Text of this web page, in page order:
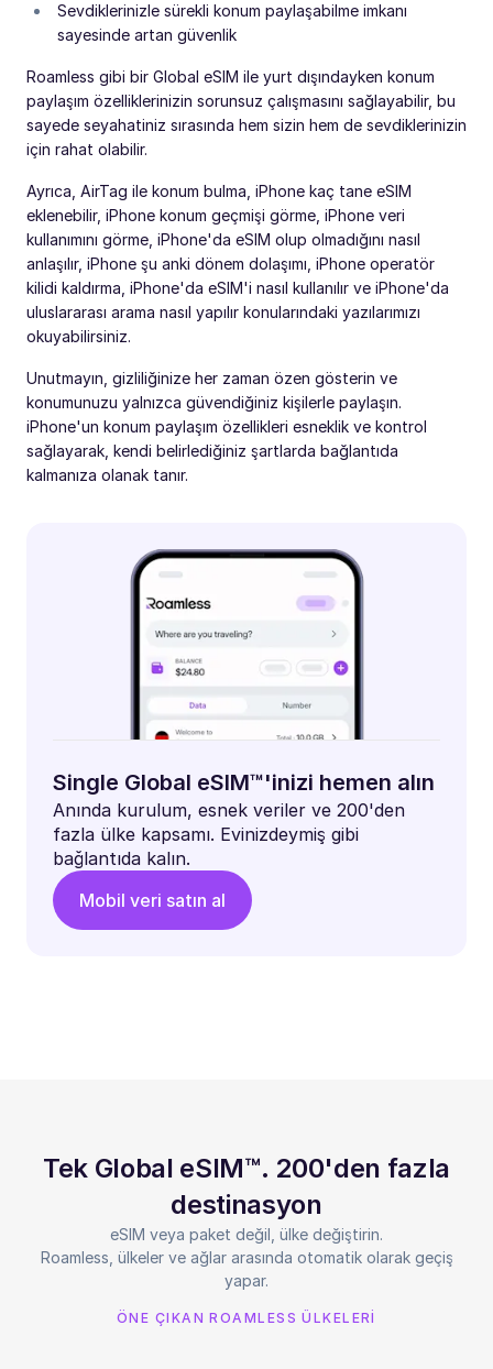
Sevdiklerinizle sürekli konum paylaşabilme imkanı
sayesinde artan güvenlik
Roamless gibi bir Global eSIM ile yurt dışındayken konum
paylaşım özelliklerinizin sorunsuz çalışmasını sağlayabilir, bu
sayede seyahatiniz sırasında hem sizin hem de sevdiklerinizin
için rahat olabilir.
Ayrıca, AirTag ile konum bulma, iPhone kaç tane eSIM
eklenebilir, iPhone konum geçmişi görme, iPhone veri
kullanımını görme, iPhone'da eSIM olup olmadığını nasıl
anlaşılır, iPhone şu anki dönem dolaşımı, iPhone operatör
kilidi kaldırma, iPhone'da eSIM'i nasıl kullanılır ve iPhone'da
uluslararası arama nasıl yapılır konularındaki yazılarımızı
okuyabilirsiniz.
Unutmayın, gizliliğinize her zaman özen gösterin ve
konumunuzu yalnızca güvendiğiniz kişilerle paylaşın.
iPhone'un konum paylaşım özellikleri esneklik ve kontrol
sağlayarak, kendi belirlediğiniz şartlarda bağlantıda
kalmanıza olanak tanır.
Single Global eSIM™'inizi hemen alın
Anında kurulum, esnek veriler ve 200'den
fazla ülke kapsamı. Evinizdeymiş gibi
bağlantıda kalın.
Mobil veri satın al
Tek Global eSIM™. 200'den fazla
destinasyon
eSIM veya paket değil, ülke değiştirin.
Roamless, ülkeler ve ağlar arasında otomatik olarak geçiş
yapar.
ÖNE ÇIKAN ROAMLESS ÜLKELERİ